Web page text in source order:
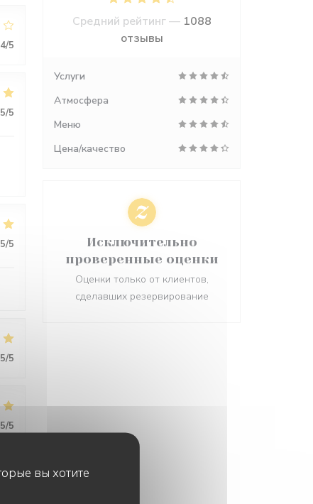
вы хотите
4/5
5/5
5/5
5/5
5/5
Средний рейтинг — 1088
отзывы
Услуги
Атмосфера
Меню
Цена/качество
Исключительно
проверенные оценки
Оценки только от клиентов,
сделавших резервирование